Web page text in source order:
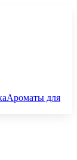
Ароматы для